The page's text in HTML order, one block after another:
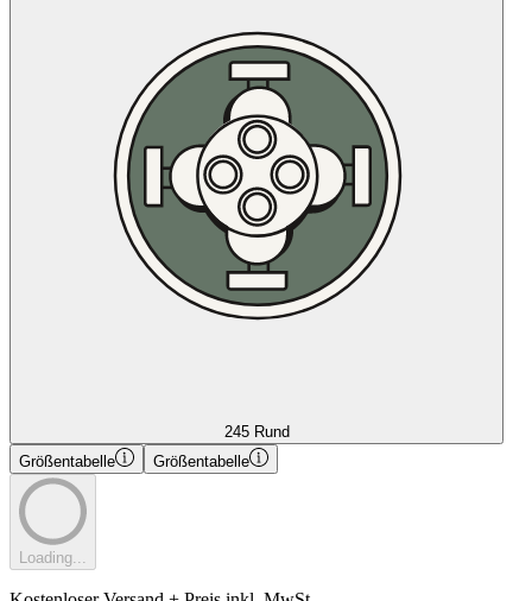
245 Rund
Größentabelle
Größentabelle
Loading...